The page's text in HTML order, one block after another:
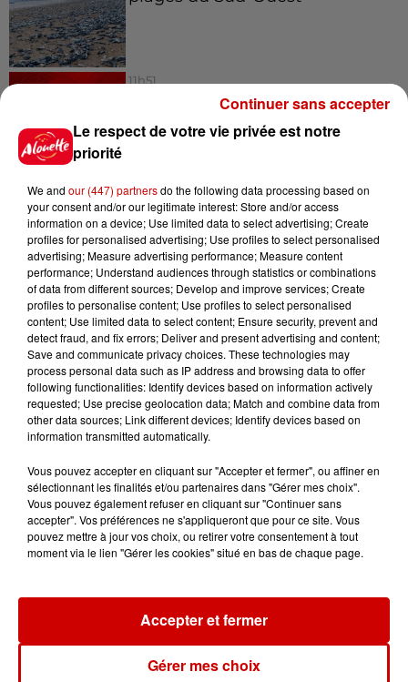
11h51
À LA UNE : affaire Manon
Relandeau, musée cambriolé et
Amel Bent en...
Jeux Voir plus
Gagnez vos places pour le
Festival du Roi Arthur 2026 !
Gagnez vos entrées pour le
Musée du Sport Automobile au
Mans !
Alouette vous invite à
Futuroscope Xperiences !
Le Duel - Gagnez votre balade
en jet ski !
Le respect de votre vie privée est notre
priorité
We and our (447) partnersdo the following data processing based on
your consent and/or our legitimate interest: Store and/or access
information on a device; Use limited data to select advertising; Create
profiles for personalised advertising; Use profiles to select personalised
advertising; Measure advertising performance; Measure content
performance; Understand audiences through statistics or combinations
of data from different sources; Develop and improve services; Create
profiles to personalise content; Use profiles to select personalised
content; Use limited data to select content; Ensure security, prevent and
detect fraud, and fix errors; Deliver and present advertising and content;
Save and communicate privacy choices. These technologies may
process personal data such as IP address and browsing data to offer
following functionalities: Identify devices based on information actively
requested; Use precise geolocation data; Match and combine data from
other data sources; Link different devices; Identify devices based on
information transmitted automatically.
Vous pouvez accepter en cliquant sur "Accepter et fermer", ou affiner en
sélectionnant les finalités et/ou partenaires dans "Gérer mes choix".
Vous pouvez également refuser en cliquant sur "Continuer sans
accepter". Vos préférences ne s'appliqueront que pour ce site. Vous
pouvez mettre à jour vos choix, ou retirer votre consentement à tout
moment via le lien "Gérer les cookies" situé en bas de chaque page.
Gérer mes choix
Accepter et fermer
Continuer sans accepter